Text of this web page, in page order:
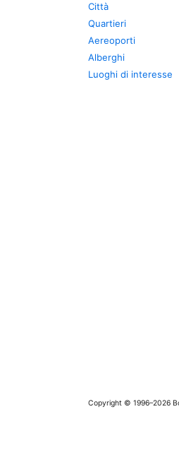
Città
Quartieri
Aereoporti
Alberghi
Luoghi di interesse
Copyright © 1996–2026